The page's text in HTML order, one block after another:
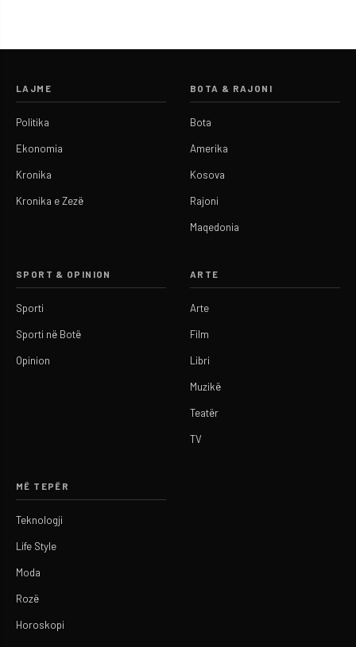
LAJME
Politika
Ekonomia
Kronika
Kronika e Zezë
BOTA & RAJONI
Bota
Amerika
Kosova
Rajoni
Maqedonia
SPORT & OPINION
Sporti
Sporti në Botë
Opinion
ARTE
Arte
Film
Libri
Muzikë
Teatër
TV
MË TEPËR
Teknologji
Life Style
Moda
Rozë
Horoskopi